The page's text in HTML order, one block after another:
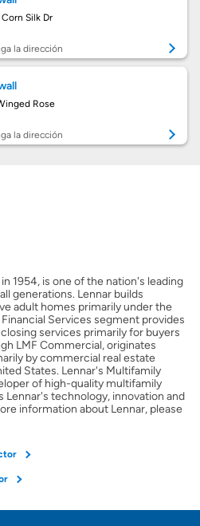
Previa
para la venta
mi casa
Silk Dr
la dirección
Rose
la dirección
1954, is one of the nation's leading
generations. Lennar builds
adult homes primarily under the
Services segment provides
services primarily for buyers
LMF Commercial, originates
by commercial real estate
States. Lennar's Multifamily
of high-quality multifamily
Lennar's technology, innovation and
information about Lennar, please